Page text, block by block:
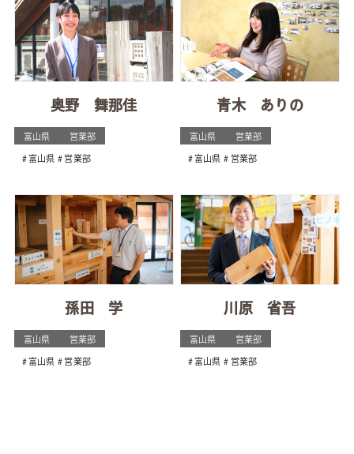
奥野 舞那佳
富山県 営業部
富山県 営業部
青木 ありの
富山県 営業部
富山県 営業部
孫田 学
富山県 営業部
富山県 営業部
川原 省吾
富山県 営業部
富山県 営業部